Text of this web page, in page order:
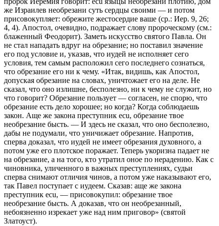
же Израилев необрезани суть сердцы своими — и потом
присовокупляет: обрежите жестосердие ваше (ср.: Иер. 9, 26;
4, 4). Апостол, очевидно, подражает слову пророческому (см.:
блаженный Феодорит). Заметь искусство святого Павла. Он
не стал нападать вдруг на обрезание; но поставил значение
его под условие и, указав, что иудей не исполняет сего
условия, тем самым расположил сего последнего сознаться,
что обрезание его ни к чему. «Итак, видишь, как Апостол,
допуская обрезание на словах, уничтожает его на деле. Не
сказал, что оно излишне, бесполезно, ни к чему не служит, но
что говорит? Обрезание пользует — согласен, не спорю, что
обрезание есть дело хорошее; но когда? Когда соблюдаешь
закон. Аще же закона преступник ecu, обрезание твое
необрезание бысть. — И здесь не сказал, что оно бесполезно,
дабы не подумали, что уничижает обрезание. Напротив,
сперва доказал, что иудей не имеет обрезания духовного, а
потом уже его плотское поражает. Теперь укоризна падает не
на обрезание, а на того, кто утратил оное по нерадению. Как с
чиновника, уличенного в важных преступлениях, судьи
сперва снимают отличия чинов, а потом уже наказывают его,
так Павел поступает с иудеем. Сказав: аще же закона
преступник ecu, — присовокупил: обрезание твое
необрезание бысть. А доказав, что он необрезанный,
небоязненно изрекает уже над ним приговор» (святой
Златоуст).